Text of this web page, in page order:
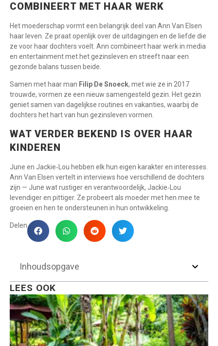
COMBINEERT MET HAAR WERK
Het moederschap vormt een belangrijk deel van Ann Van Elsen
haar leven. Ze praat openlijk over de uitdagingen en de liefde die
ze voor haar dochters voelt. Ann combineert haar werk in media
en entertainment met het gezinsleven en streeft naar een
gezonde balans tussen beide.
Samen met haar man Filip De Snoeck, met wie ze in 2017
trouwde, vormen ze een nieuw samengesteld gezin. Het gezin
geniet samen van dagelijkse routines en vakanties, waarbij de
dochters het hart van hun gezinsleven vormen.
WAT VERDER BEKEND IS OVER HAAR
KINDEREN
June en Jackie‑Lou hebben elk hun eigen karakter en interesses.
Ann Van Elsen vertelt in interviews hoe verschillend de dochters
zijn — June wat rustiger en verantwoordelijk, Jackie‑Lou
levendiger en pittiger. Ze probeert als moeder met hen mee te
groeien en hen te ondersteunen in hun ontwikkeling.
Delen
Inhoudsopgave
LEES OOK